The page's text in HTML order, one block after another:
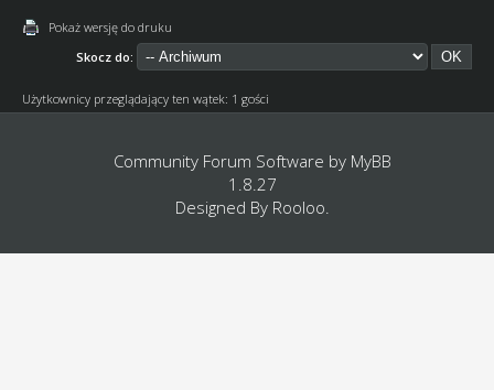
Pokaż wersję do druku
Skocz do:
Użytkownicy przeglądający ten wątek: 1 gości
Community Forum Software by MyBB
1.8.27
Designed By Rooloo